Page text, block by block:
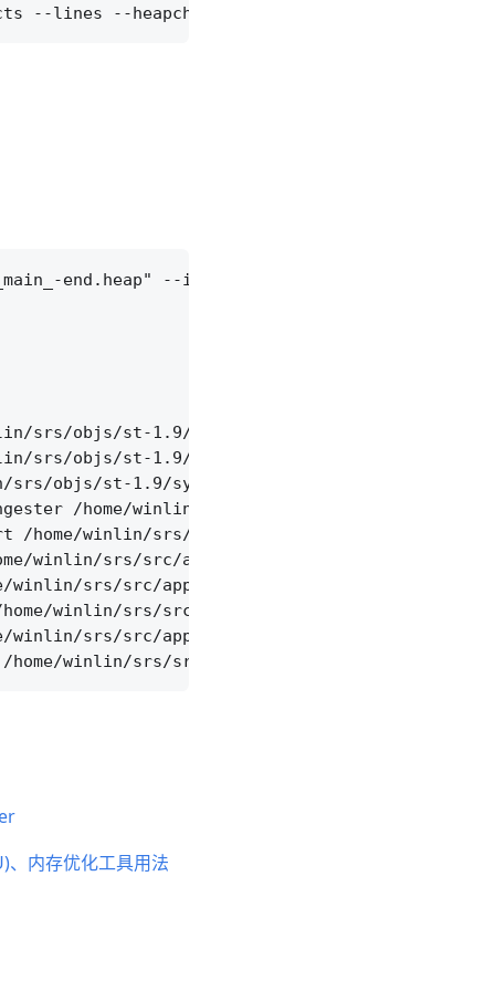
end.heap" --inuse_objects --lines --
srs/objs/st-1.9/io.c:136
srs/objs/st-1.9/stk.c:78
objs/st-1.9/sync.c:158
/home/winlin/srs/src/app/
/home/winlin/srs/src/app/
winlin/srs/src/app/srs_app_conn.cpp:88
srs/src/app/srs_app_dvr.cpp:980
winlin/srs/src/app/srs_app_dvr.cpp:570
srs/src/app/srs_app_hls.cpp:1214
、内存优化工具用法